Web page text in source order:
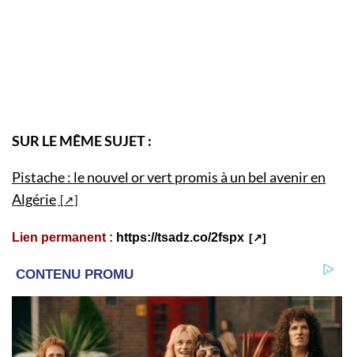
SUR LE MÊME SUJET :
Pistache : le nouvel or vert promis à un bel avenir en
Algérie
Lien permanent : https://tsadz.co/2fspx